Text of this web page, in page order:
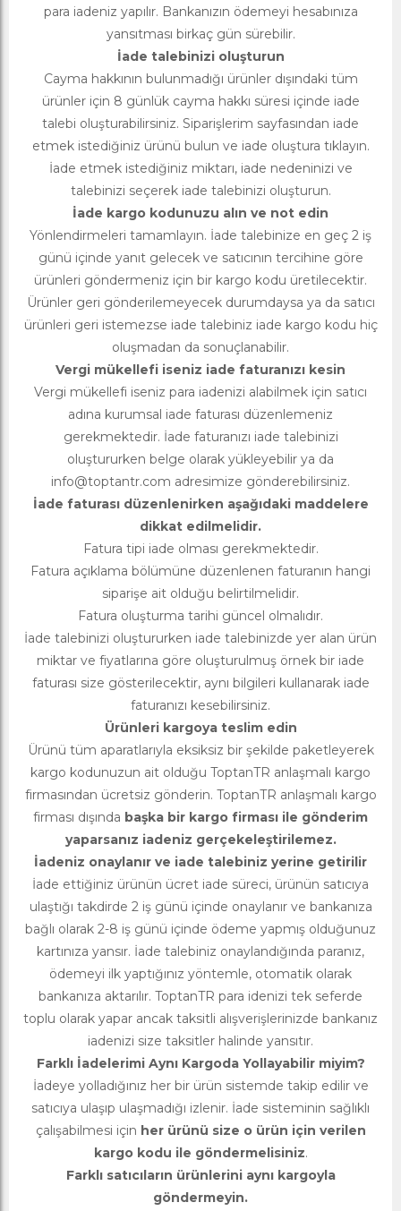
para iadeniz yapılır. Bankanızın ödemeyi hesabınıza
yansıtması birkaç gün sürebilir.
İade talebinizi oluşturun
Cayma hakkının bulunmadığı ürünler dışındaki tüm
ürünler için 8 günlük cayma hakkı süresi içinde iade
talebi oluşturabilirsiniz. Siparişlerim sayfasından iade
etmek istediğiniz ürünü bulun ve iade oluştura tıklayın.
İade etmek istediğiniz miktarı, iade nedeninizi ve
talebinizi seçerek iade talebinizi oluşturun.
İade kargo kodunuzu alın ve not edin
Yönlendirmeleri tamamlayın. İade talebinize en geç 2 iş
günü içinde yanıt gelecek ve satıcının tercihine göre
ürünleri göndermeniz için bir kargo kodu üretilecektir.
Ürünler geri gönderilemeyecek durumdaysa ya da satıcı
ürünleri geri istemezse iade talebiniz iade kargo kodu hiç
oluşmadan da sonuçlanabilir.
Vergi mükellefi iseniz iade faturanızı kesin
Vergi mükellefi iseniz para iadenizi alabilmek için satıcı
adına kurumsal iade faturası düzenlemeniz
gerekmektedir. İade faturanızı iade talebinizi
oluştururken belge olarak yükleyebilir ya da
info@toptantr.com adresimize gönderebilirsiniz.
İade faturası düzenlenirken aşağıdaki maddelere
dikkat edilmelidir.
Fatura tipi iade olması gerekmektedir.
Fatura açıklama bölümüne düzenlenen faturanın hangi
siparişe ait olduğu belirtilmelidir.
Fatura oluşturma tarihi güncel olmalıdır.
İade talebinizi oluştururken iade talebinizde yer alan ürün
miktar ve fiyatlarına göre oluşturulmuş örnek bir iade
faturası size gösterilecektir, aynı bilgileri kullanarak iade
faturanızı kesebilirsiniz.
Ürünleri kargoya teslim edin
Ürünü tüm aparatlarıyla eksiksiz bir şekilde paketleyerek
kargo kodunuzun ait olduğu ToptanTR anlaşmalı kargo
firmasından ücretsiz gönderin. ToptanTR anlaşmalı kargo
firması dışında başka bir kargo firması ile gönderim
yaparsanız iadeniz gerçekeleştirilemez.
İadeniz onaylanır ve iade talebiniz yerine getirilir
İade ettiğiniz ürünün ücret iade süreci, ürünün satıcıya
ulaştığı takdirde 2 iş günü içinde onaylanır ve bankanıza
bağlı olarak 2-8 iş günü içinde ödeme yapmış olduğunuz
kartınıza yansır. İade talebiniz onaylandığında paranız,
ödemeyi ilk yaptığınız yöntemle, otomatik olarak
bankanıza aktarılır. ToptanTR para idenizi tek seferde
toplu olarak yapar ancak taksitli alışverişlerinizde bankanız
iadenizi size taksitler halinde yansıtır.
Farklı İadelerimi Aynı Kargoda Yollayabilir miyim?
İadeye yolladığınız her bir ürün sistemde takip edilir ve
satıcıya ulaşıp ulaşmadığı izlenir. İade sisteminin sağlıklı
çalışabilmesi için her ürünü size o ürün için verilen
kargo kodu ile göndermelisiniz.
Farklı satıcıların ürünlerini aynı kargoyla
göndermeyin.